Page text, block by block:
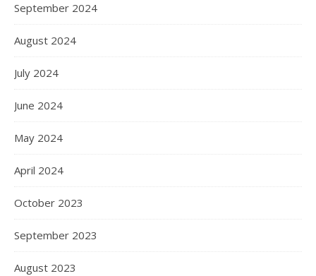
September 2024
August 2024
July 2024
June 2024
May 2024
April 2024
October 2023
September 2023
August 2023